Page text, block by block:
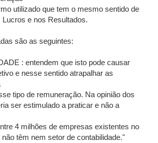
utilizado que tem o mesmo sentido de
Lucros e nos Resultados.
são as seguintes:
: entendem que isto pode causar
e nesse sentido atrapalhar as
tipo de remuneração. Na opinião dos
ser estimulado a praticar e não a
4 milhões de empresas existentes no
têm nem setor de contabilidade."